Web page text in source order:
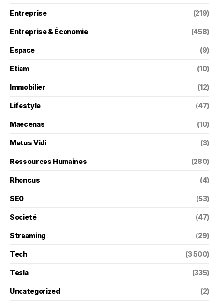
Entreprise (219)
Entreprise & Économie (458)
Espace (9)
Etiam (10)
Immobilier (12)
Lifestyle (47)
Maecenas (10)
Metus Vidi (3)
Ressources Humaines (280)
Rhoncus (4)
SEO (53)
Societé (47)
Streaming (29)
Tech (3 500)
Tesla (335)
Uncategorized (2)